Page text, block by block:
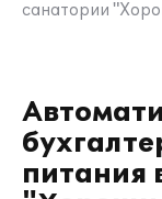
санатории
питания